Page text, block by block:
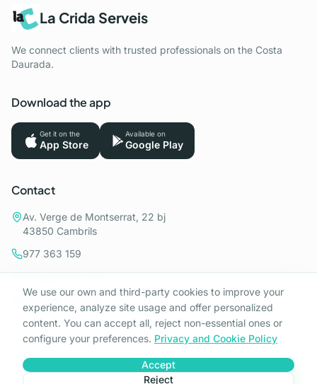
We use our own and third-party cookies to improve your
experience, analyze site usage and offer personalized
content. You can accept all, reject non-essential ones or
configure your preferences. Privacy and Cookie Policy
Accept
Reject
La Crida Serveis
We connect clients with trusted professionals on the Costa
Daurada.
Download the app
Get it on the
App Store
Available on
Google Play
Contact
Av. Verge de Montserrat, 22 bj
43850 Cambrils
977 363 159
info@lacrida.com
+34 698 911 212
Terms and Conditions·Privacy Policy
©2026La Crida Serveis.All rights reserved.